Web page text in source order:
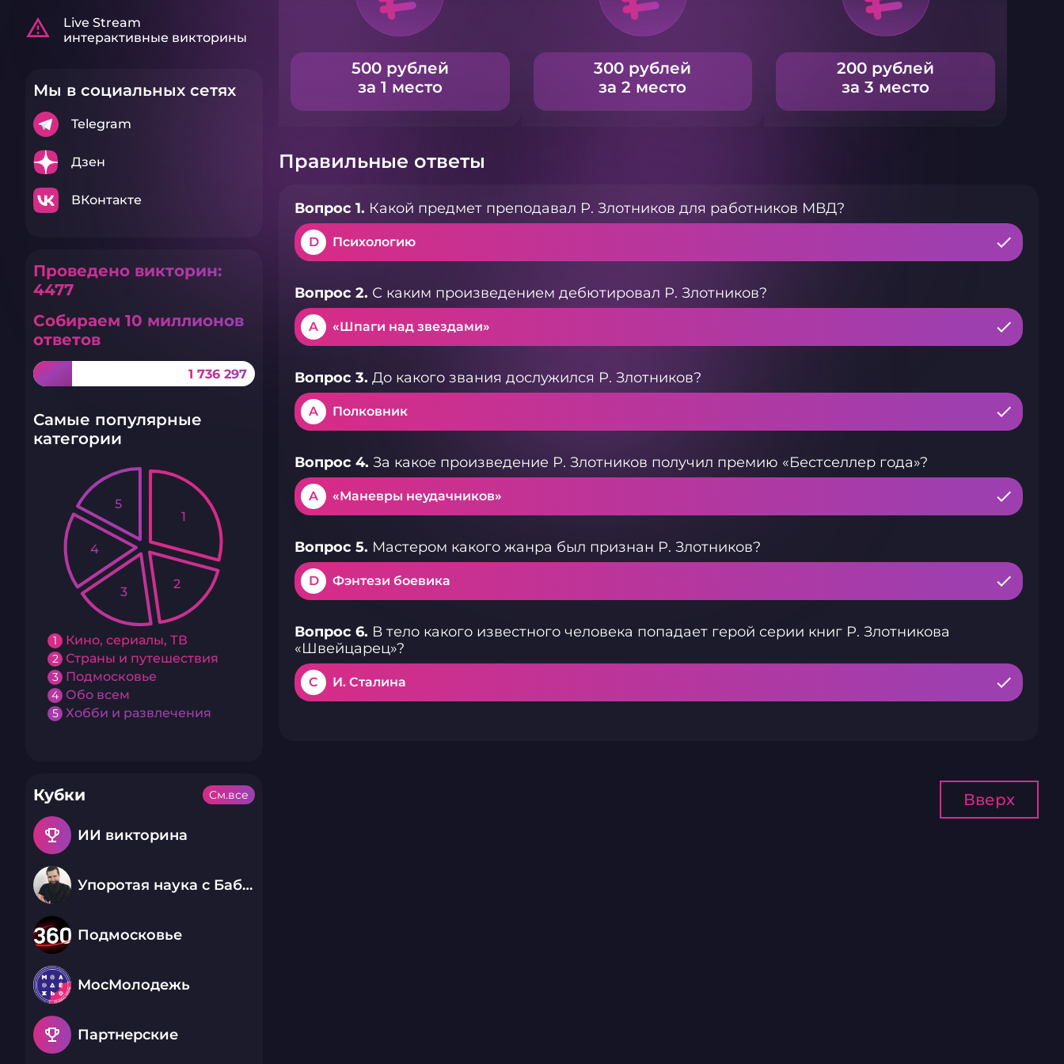
warning_amber
Live Stream
интерактивные викторины
Мы в социальных сетях
Telegram
Дзен
ВКонтакте
Проведено викторин:
4477
Собираем 10 миллионов
ответов
1 736 297
Самые популярные
категории
1 Кино, сериалы, ТВ
2 Страны и путешествия
3 Подмосковье
4 Обо всем
5 Хобби и развлечения
1
2
3
4
5
Кубки
emoji_events ИИ викторина
Упоротая наука с Бабаем Лютым
Подмосковье
МосМолодежь
emoji_events Партнерские
См.все
500 рублей
за 1 место
300 рублей
за 2 место
200 рублей
за 3 место
Правильные ответы
Вопрос 1. Какой предмет преподавал Р. Злотников для работников МВД?
D Психологию
Вопрос 2. С каким произведением дебютировал Р. Злотников?
A «Шпаги над звездами»
Вопрос 3. До какого звания дослужился Р. Злотников?
A Полковник
Вопрос 4. За какое произведение Р. Злотников получил премию «Бестселлер года»?
A «Маневры неудачников»
Вопрос 5. Мастером какого жанра был признан Р. Злотников?
D Фэнтези боевика
Вопрос 6. В тело какого известного человека попадает герой серии книг Р. Злотникова
«Швейцарец»?
C И. Сталина
Вверх